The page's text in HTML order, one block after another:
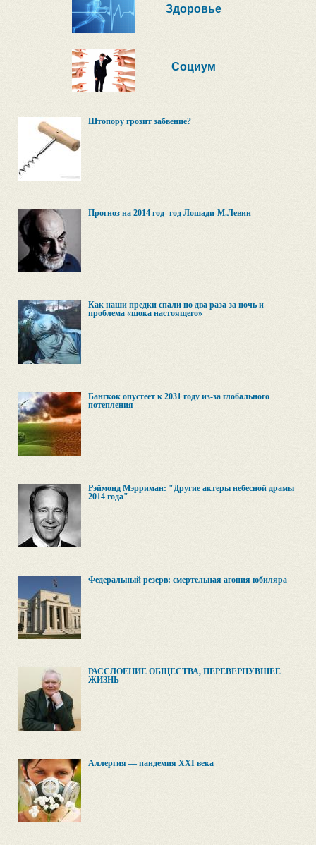
Здоровье
Социум
Штопору грозит забвение?
Прогноз на 2014 год- год Лошади-М.Левин
Как наши предки спали по два раза за ночь и
проблема «шока настоящего»
Бангкок опустеет к 2031 году из-за глобального
потепления
Рэймонд Мэрриман: "Другие актеры небесной драмы
2014 года"
Федеральный резерв: смертельная агония юбиляра
РАССЛОЕНИЕ ОБЩЕСТВА, ПЕРЕВЕРНУВШЕЕ
ЖИЗНЬ
Аллергия — пандемия XXI века